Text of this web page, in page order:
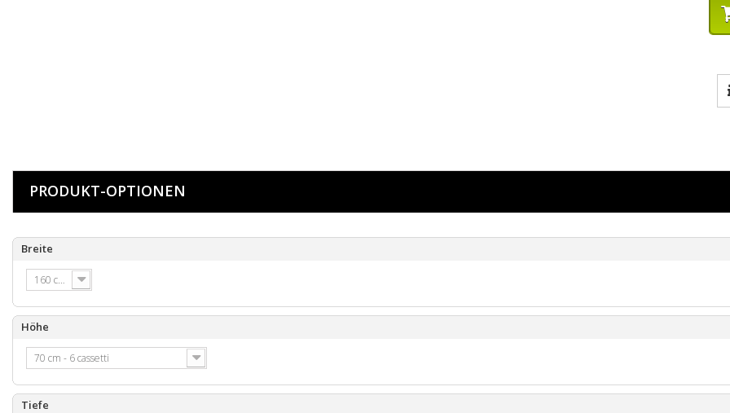
PRODUKT-OPTIONEN
Breite
160 cm
Höhe
70 cm - 6 cassetti
Tiefe